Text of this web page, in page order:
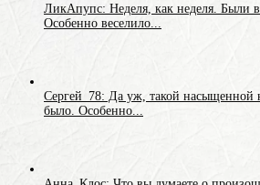
ЛикАпупс: Неделя, как неделя. Были
Особенно веселило...
Сергей_78: Да уж, такой насыщенной
было. Особенно...